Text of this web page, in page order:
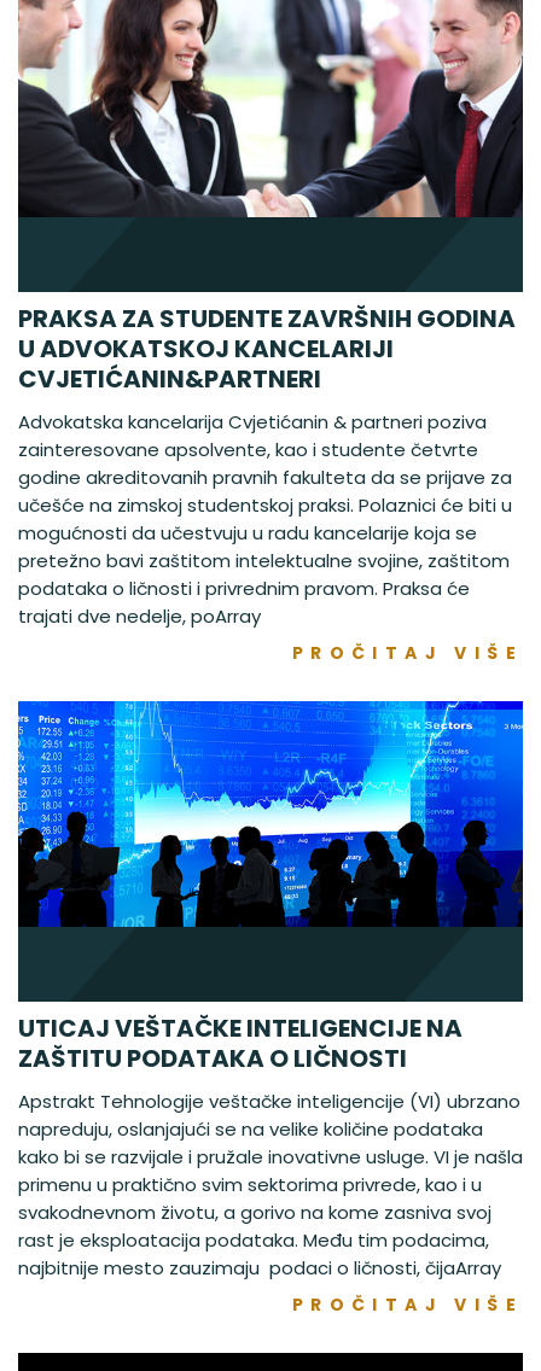
PRAKSA ZA STUDENTE ZAVRŠNIH GODINA
U ADVOKATSKOJ KANCELARIJI
CVJETIĆANIN&PARTNERI
Advokatska kancelarija Cvjetićanin & partneri poziva
zainteresovane apsolvente, kao i studente četvrte
godine akreditovanih pravnih fakulteta da se prijave za
učešće na zimskoj studentskoj praksi. Polaznici će biti u
mogućnosti da učestvuju u radu kancelarije koja se
pretežno bavi zaštitom intelektualne svojine, zaštitom
podataka o ličnosti i privrednim pravom. Praksa će
trajati dve nedelje, poArray
PROČITAJ VIŠE
UTICAJ VEŠTAČKE INTELIGENCIJE NA
ZAŠTITU PODATAKA O LIČNOSTI
Apstrakt Tehnologije veštačke inteligencije (VI) ubrzano
napreduju, oslanjajući se na velike količine podataka
kako bi se razvijale i pružale inovativne usluge. VI je našla
primenu u praktično svim sektorima privrede, kao i u
svakodnevnom životu, a gorivo na kome zasniva svoj
rast je eksploatacija podataka. Među tim podacima,
najbitnije mesto zauzimaju podaci o ličnosti, čijaArray
PROČITAJ VIŠE